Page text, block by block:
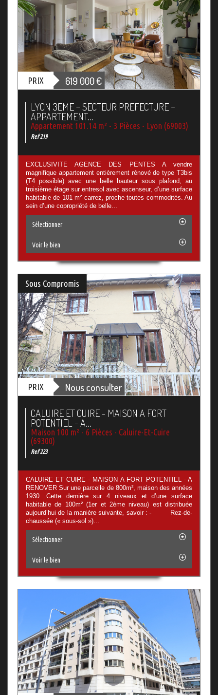
PRIX 619 000€
LYON 3EME – SECTEUR PREFECTURE –
APPARTEMENT...
Appartement 101.14 m² - 3 Pièces - Lyon (69003)
Ref 219
EXCLUSIVITE AGENCE DES PENTES A vendre
magnifique appartement entièrement rénové de type T3bis
(T4 possible) avec une belle hauteur sous plafond, au
troisième étage sur entresol avec ascenseur, d’une surface
habitable de 101 m² carrez, proche toutes commodités. Au
sein d’une copropriété de belle...
Sélectionner
Voir le bien
Sous Compromis
PRIX Nous consulter
CALUIRE ET CUIRE - MAISON A FORT
POTENTIEL - A...
Maison 100 m² - 6 Pièces - Caluire-Et-Cuire
(69300)
Ref 223
CALUIRE ET CUIRE - MAISON A FORT POTENTIEL - A
RENOVER Sur une parcelle de 800m², maison des années
1930. Cette dernière sur 4 niveaux et d’une surface
habitable de 100m² (1er et 2ème niveau) est distribuée
aujourd’hui de la manière suivante, savoir : - Rez-de-
chaussée (« sous-sol »)...
Sélectionner
Voir le bien